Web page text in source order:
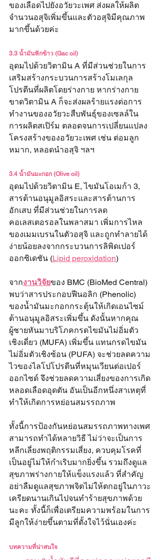
ของเลือดไปยังอวัยวะเพศ ส่งผลให้ผลิต
จำนวนอสุจิเพิ่มขึ้นและตัวอสุจิมีคุณภาพ
มากขึ้นด้วยค่ะ
3.3 น้ำมันฟักข้าว (Gac oil)
อุดมไปด้วยวิตามิน A ที่มีส่วนช่วยในการ
เสริมสร้างกระบวนการสร้างโมเลกุล
โปรตีนที่ผลิตโดยร่างกาย หากร่างกาย
ขาดวิตามิน A ก็จะส่งผลร้ายแรงต่อการ
ทำงานของอวัยวะสืบพันธุ์ของเซลล์ใน
การผลิตสเปิร์ม ตลอดจนการเปลี่ยนแปลง
โครงสร้างของอวัยวะเพศ เช่น ต่อมลูก
หมาก, หลอดนำอสุจิ ฯลฯ
3.4 น้ำมันมะกอก (Olive oil)
อุดมไปด้วยวิตามิน E, ไขมันโอเมก้า 3,
สารต้านอนุมูลอิสระและสารต้านการ
อักเสบ ที่มีส่วนช่วยในการลด
คอเลสเตอรอลในพลาสมา เพิ่มการไหล
ของเมมเบรนในตัวอสุจิ และถูกทำลายได้
ง่ายน้อยลงจากกระบวนการลิพิดเปอร์
ออกซิเดชัน (Lipid peroxidation)
จากงานวิจัยของ BMC (BioMed Central)
พบว่าสารประกอบฟีนอลิก (Phenolic)
ของน้ำมันมะกอกกระตุ้นให้เกิดเอนไซม์
ต้านอนุมูลอิสระเพิ่มขึ้น ดังนั้นหากคุณ
ผู้ชายหันมาบริโภคกรดไขมันไม่อิ่มตัว
เชิงเดี่ยว (MUFA) เพิ่มขึ้น แทนกรดไขมัน
ไม่อิ่มตัวเชิงซ้อน (PUFA) จะช่วยลดความ
ไวของไลโปโปรตีนที่หมุนเวียนต่อเปอร์
ออกไซด์ จึงช่วยลดความเสี่ยงของการเกิด
หลอดเลือดอุดตัน อันเป็นอีกหนึ่งสาเหตุที่
ทำให้เกิดการหย่อนสมรรถภาพ
ทั้งนี้การป้องกันหย่อนสมรรถภาพทางเพศ
สามารถทำได้หลายวิธี ไม่ว่าจะเป็นการ
หลีกเลี่ยงพฤติกรรมเสี่ยง, ควบคุมโรคที่
เป็นอยู่ไม่ให้กำเริบมากยิ่งขึ้น รวมถึงดูแล
สุขภาพร่างกายให้แข็งแรงแล้ว ที่สำคัญ
อย่าลืมดูแลสุขภาพจิตไม่ให้ตกอยู่ในภาวะ
เครียดนานเกินไปจนทำร้ายสุขภาพด้วย
นะคะ ทั้งนี้ก็เพื่อเตรียมความพร้อมในการ
มีลูกให้ง่ายขึ้นตามที่ตั้งใจไว้นั่นเองค่ะ
บทความที่น่าสนใจ